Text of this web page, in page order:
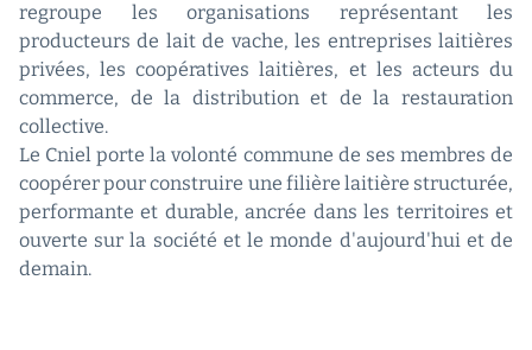
regroupe les organisations représentant les
producteurs de lait de vache, les entreprises laitières
privées, les coopératives laitières, et les acteurs du
commerce, de la distribution et de la restauration
collective.
Le Cniel porte la volonté commune de ses membres de
coopérer pour construire une filière laitière structurée,
performante et durable, ancrée dans les territoires et
ouverte sur la société et le monde d'aujourd'hui et de
demain.